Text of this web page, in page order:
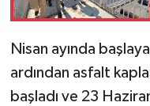
Nisan ayında
ardından asfalt
başladı ve 23